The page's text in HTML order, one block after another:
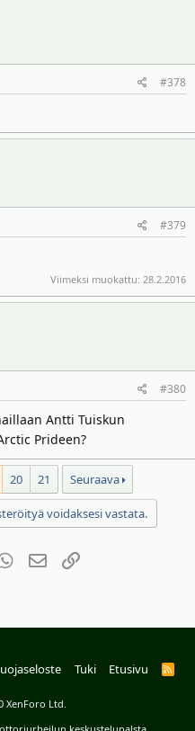
#378
#379
Viimeksi muokattu: 28.2.2016
#380
Antti Tuiskun
Prideen?
20 21 Seuraava
voidaksesi vastata.
WhatsAppSähköposti
Linkki
Tuki Etusivu
R
XenForo Ltd.